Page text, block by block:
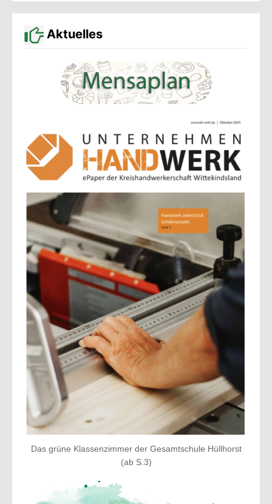
Aktuelles
Das grüne Klassenzimmer der Gesamtschule Hüllhorst
(ab S.3)